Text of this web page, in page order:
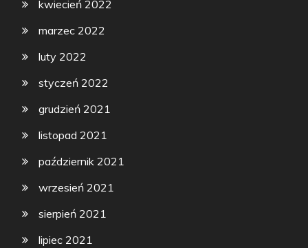
kwiecień 2022
marzec 2022
luty 2022
styczeń 2022
grudzień 2021
listopad 2021
październik 2021
wrzesień 2021
sierpień 2021
lipiec 2021